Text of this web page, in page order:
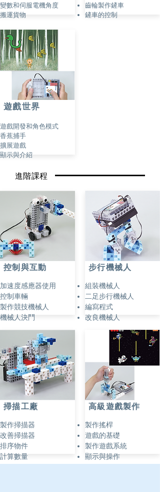
變數和伺服電機角度
搬運貨物
遊戲世界
遊戲開發和角色模式
香蕉捕手
擴展遊戲
顯示與介紹
齒輪製作鏟車
鏟車的控制
進階課程
控制與互動
加速度感應器使用
控制車輛
製作競技機械人
機械人決鬥
掃描工廠
製作掃描器
改善掃描器
排序物件
計算數量
​步行機械人
組裝機械人
二足步行機械人
編寫程式
改良機械人
​高級遊戲製作
製作搖桿
遊戲的基礎
製作遊戲系統
顯示與操作